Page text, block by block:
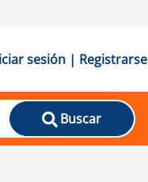
sesión | Registrarse
Buscar